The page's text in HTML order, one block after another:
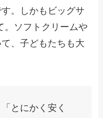
。しかもビッグサ
。ソフトクリームや
、子どもたちも大
とにかく安く